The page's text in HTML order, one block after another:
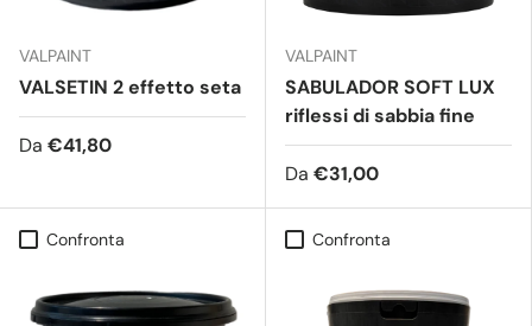
VALPAINT
VALSETIN 2 effetto seta
Da €41,80
VALPAINT
SABULADOR SOFT LUX
riflessi di sabbia fine
Da €31,00
Confronta Confronta